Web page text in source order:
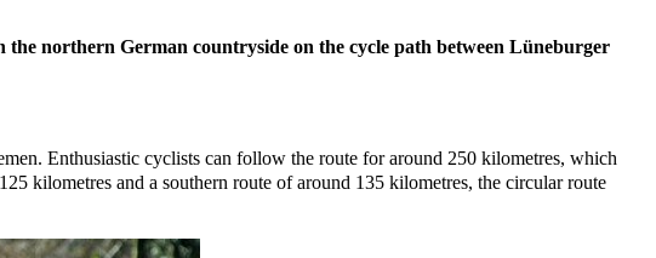
northern German countryside on the cycle path between Lüneburger
Enthusiastic cyclists can follow the route for around 250 kilometres, which
kilometres and a southern route of around 135 kilometres, the circular route